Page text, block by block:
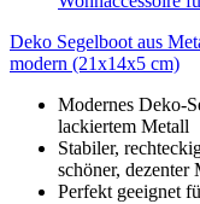
Deko Segelboot aus
modern (21x14x5 cm)
Modernes Deko-
lackiertem Metall
Stabiler,
schöner, dezenter
Perfekt geeignet